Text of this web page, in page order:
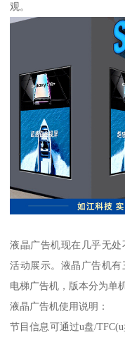
观。
液晶广告机现在几乎无
活动展示。液晶广告机
电梯广告机，版本分为单
液晶广告机使用说明：
节目信息可通过u盘/